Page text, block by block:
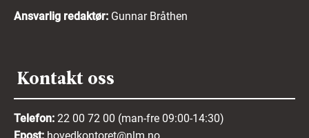
Ansvarlig redaktør: Gunnar Bråthen
Kontakt oss
Telefon: 22 00 72 00 (man-fre 09:00-14:30)